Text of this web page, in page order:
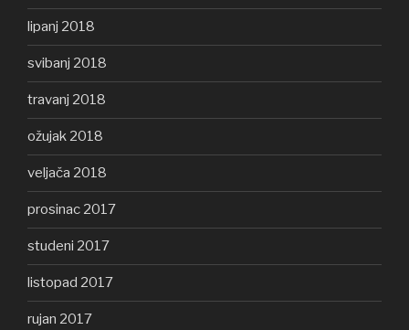
lipanj 2018
svibanj 2018
travanj 2018
ožujak 2018
veljača 2018
prosinac 2017
studeni 2017
listopad 2017
rujan 2017